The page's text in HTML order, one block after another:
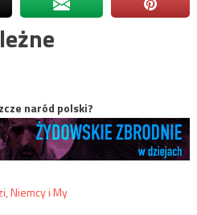
naród polski?